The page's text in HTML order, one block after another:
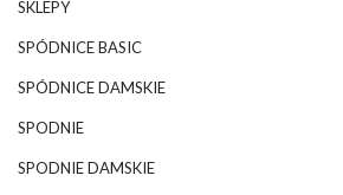
SKLEPY
SPÓDNICE BASIC
SPÓDNICE DAMSKIE
SPODNIE
SPODNIE DAMSKIE